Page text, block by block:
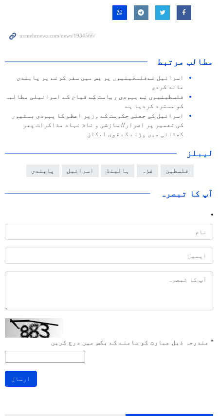
مطالب مرتبط
اسرائيل نےفلسطینیوں پر بس میں سفر کرنے پر پابندی
عائد کردی
فلسطینیوں نے یہودی ریاست کے قیام کے اسرائیلی مطالبہ
کو مسترد کردیا ہے
اسرائيل کی جعلی حکومت کے وزير اعظم کا یہودی بستیوں
کی تعمیر پر اصرار// سازشی و نام نہاد مذاکرات پھر
کھٹائی میں پڑنے کے قوی امکان
لیبلز
فلسطین غزہ ہالینڈ اسرائیل پابندی
آپ کا تبصرہ
* مندرجہ ذیل عبارت کو سامنے کے بکس میں درج کریں
ارسال